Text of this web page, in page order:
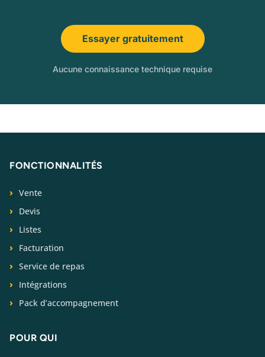
Essayer gratuitement
Aucune connaissance technique requise
FONCTIONNALITÉS
Vente
Devis
Listes
Facturation
Service de repas
Intégrations
Pack d’accompagnement
POUR QUI